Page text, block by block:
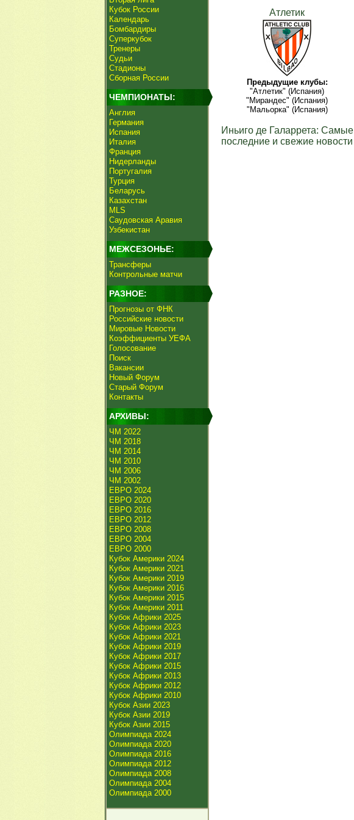
Кубок России
Календарь
Бомбардиры
Суперкубок
Тренеры
Судьи
Стадионы
Сборная России
ЧЕМПИОНАТЫ:
Англия
Германия
Испания
Италия
Франция
Нидерланды
Португалия
Турция
Беларусь
Казахстан
MLS
Саудовская Аравия
Узбекистан
МЕЖСЕЗОНЬЕ:
Трансферы
Контрольные матчи
РАЗНОЕ:
Прогнозы от ФНК
Российские новости
Мировые Новости
Коэффициенты УЕФА
Голосование
Поиск
Вакансии
Новый Форум
Старый Форум
Контакты
АРХИВЫ:
ЧМ 2022
ЧМ 2018
ЧМ 2014
ЧМ 2010
ЧМ 2006
ЧМ 2002
ЕВРО 2024
ЕВРО 2020
ЕВРО 2016
ЕВРО 2012
ЕВРО 2008
ЕВРО 2004
ЕВРО 2000
Кубок Америки 2024
Кубок Америки 2021
Кубок Америки 2019
Кубок Америки 2016
Кубок Америки 2015
Кубок Америки 2011
Кубок Африки 2025
Кубок Африки 2023
Кубок Африки 2021
Кубок Африки 2019
Кубок Африки 2017
Кубок Африки 2015
Кубок Африки 2013
Кубок Африки 2012
Кубок Африки 2010
Кубок Азии 2023
Кубок Азии 2019
Кубок Азии 2015
Олимпиада 2024
Олимпиада 2020
Олимпиада 2016
Олимпиада 2012
Олимпиада 2008
Олимпиада 2004
Олимпиада 2000
Атлетик
Предыдущие клубы:
"Атлетик" (Испания)
"Мирандес" (Испания)
"Мальорка" (Испания)
Иньиго де Галаррета: Самые
последние и свежие новости